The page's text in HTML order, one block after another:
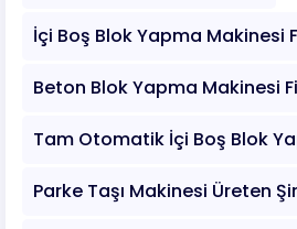
İçi Boş Blok Yapma Makinesi
Beton Blok Yapma Makinesi
Tam Otomatik İçi Boş Blok
Parke Taşı Makinesi Üreten